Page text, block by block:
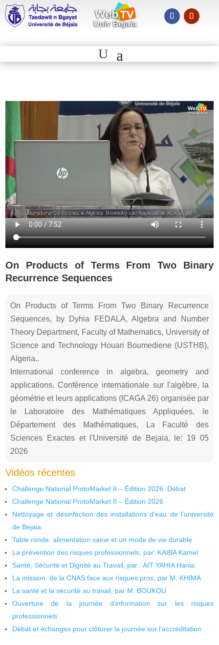
On Products of Terms From Two Binary
Recurrence Sequences
On Products of Terms From Two Binary Recurrence
Sequences, by Dyhia FEDALA, Algebra and Number
Theory Department, Faculty of Mathematics, University of
Science and Technology Houari Boumediene (USTHB),
Algeria..
International conference in algebra, geometry and
applications. Conférence internationale sur l'algèbre, la
géométrie et leurs applications (ICAGA 26) organisée par
le Laboratoire des Mathématiques Appliquées, le
Département des Mathématiques, La Faculté des
Sciences Exactes et l'Université de Bejaia, le: 19 05
2026
Vidéos récentes
Challenge National ProtoMarket II – Édition 2026. Débat
Challenge National ProtoMarket II – Édition 2026
Nettoyage et désinfection des installations d’eau de l’université
de Bejaia
Table ronde: alimentation saine et un mode de vie durable
La prévention des risques professionnels, par: KAIBA Kamel
Santé, Sécurité et Dignité au Travail, par : AIT YAHIA Hania
La mission de la CNAS face aux risques pros, par M. KHIMA
La santé et la sécurité au travail, par M. BOUKOU
Ouverture de la journée d’information sur les risques
professionnels
Débat et échanges pour clôturer la journée sur l’accréditation